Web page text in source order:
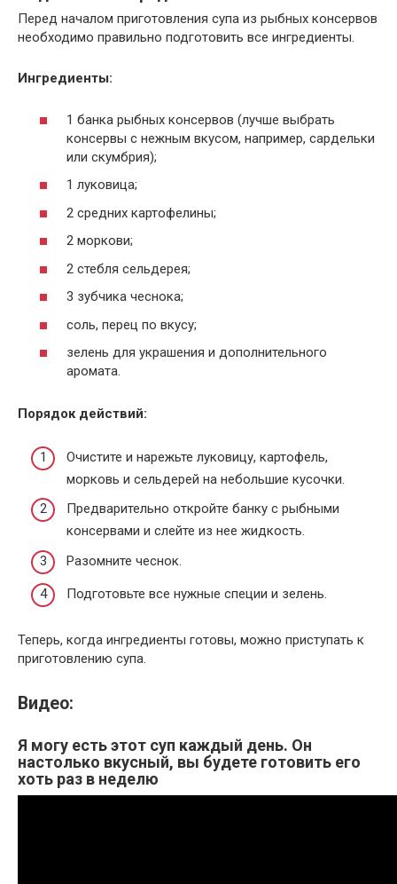
Перед началом приготовления супа из рыбных консервов
необходимо правильно подготовить все ингредиенты.
Ингредиенты:
1 банка рыбных консервов (лучше выбрать
консервы с нежным вкусом, например, сардельки
или скумбрия);
1 луковица;
2 средних картофелины;
2 моркови;
2 стебля сельдерея;
3 зубчика чеснока;
соль, перец по вкусу;
зелень для украшения и дополнительного
аромата.
Порядок действий:
Очистите и нарежьте луковицу, картофель,
морковь и сельдерей на небольшие кусочки.
Предварительно откройте банку с рыбными
консервами и слейте из нее жидкость.
Разомните чеснок.
Подготовьте все нужные специи и зелень.
Теперь, когда ингредиенты готовы, можно приступать к
приготовлению супа.
Видео:
Я могу есть этот суп каждый день. Он
настолько вкусный, вы будете готовить его
хоть раз в неделю